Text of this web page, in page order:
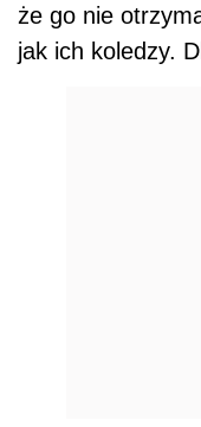
że go nie
jak ich koledzy.